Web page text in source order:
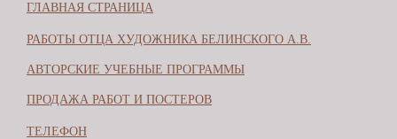
ГЛАВНАЯ СТРАНИЦА
РАБОТЫ ОТЦА ХУДОЖНИКА БЕЛИНСКОГО А.В.
АВТОРСКИЕ УЧЕБНЫЕ ПРОГРАММЫ
ПРОДАЖА РАБОТ И ПОСТЕРОВ
ТЕЛЕФОН